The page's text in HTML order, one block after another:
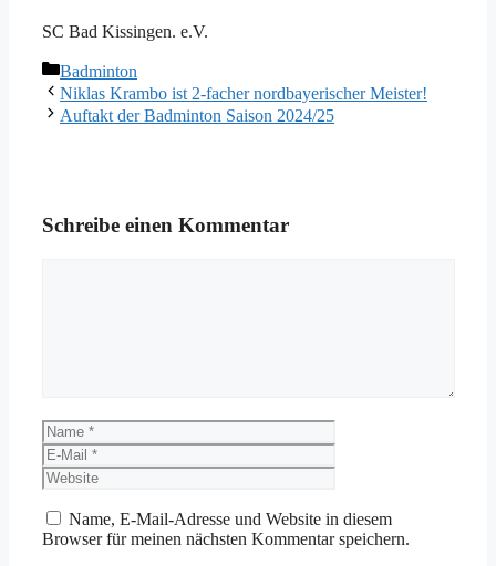
SC Bad Kissingen. e.V.
Kategorien
Badminton
Niklas Krambo ist 2-facher nordbayerischer Meister!
Auftakt der Badminton Saison 2024/25
Schreibe einen Kommentar
Name
Mail
Name, E-Mail-Adresse und Website in diesem
Browser für meinen nächsten Kommentar speichern.